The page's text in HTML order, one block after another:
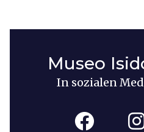
Museo
In sozialen